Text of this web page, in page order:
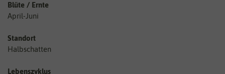
Blüte / Ernte
April-Juni
Standort
Halbschatten
Lebenszyklus